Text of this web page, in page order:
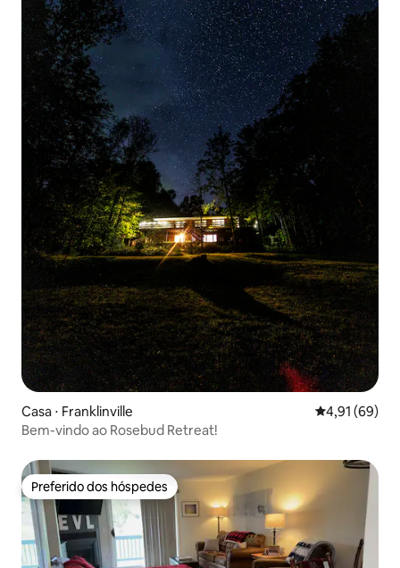
Casa ⋅ Franklinville 4,91 de uma
4,91 (69)
Bem-vindo ao Rosebud Retreat!
Preferido dos hóspedes
Preferido dos hóspedes